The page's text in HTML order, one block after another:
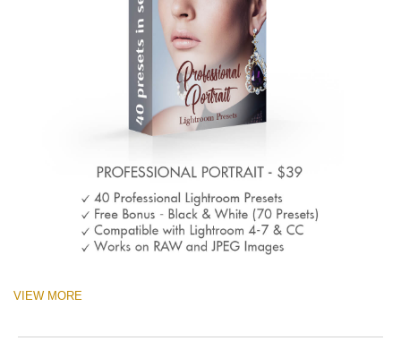
VIEW MORE